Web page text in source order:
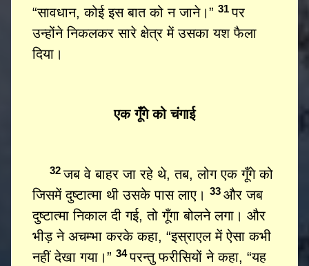
“सावधान, कोई इस बात को न जाने।”31पर
उन्होंने निकलकर सारे क्षेत्र में उसका यश फैला
दिया।
एक गूँगे को चंगाई
32जब वे बाहर जा रहे थे, तब, लोग एक गूँगे को
जिसमें दुष्टात्मा थी उसके पास लाए।33 और जब
दुष्टात्मा निकाल दी गई, तो गूँगा बोलने लगा। और
भीड़ ने अचम्भा करके कहा, “इस्राएल में ऐसा कभी
नहीं देखा गया।”34परन्तु फरीसियों ने कहा, “यह